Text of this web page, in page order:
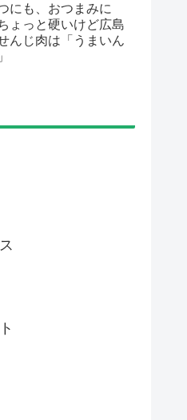
にも、おつまみに
ょっと硬いけど広島
んじ肉は「うまいん